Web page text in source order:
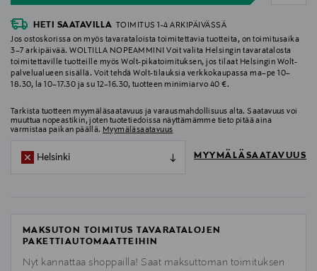
HETI SAATAVILLA
TOIMITUS 1-4 ARKIPÄIVÄSSÄ
Jos ostoskorissa on myös tavarataloista toimitettavia tuotteita, on toimitusaika
3–7 arkipäivää. WOLTILLA NOPEAMMIN! Voit valita Helsingin tavaratalosta
toimitettaville tuotteille myös Wolt-pikatoimituksen, jos tilaat Helsingin Wolt-
palvelualueen sisällä. Voit tehdä Wolt-tilauksia verkkokaupassa ma–pe 10–
18.30, la 10–17.30 ja su 12–16.30, tuotteen minimiarvo 40 €.
Tarkista tuotteen myymäläsaatavuus ja varausmahdollisuus alta. Saatavuus voi
muuttua nopeastikin, joten tuotetiedoissa näyttämämme tieto pitää aina
varmistaa paikan päällä. Myymäläsaatavuus
Helsinki MYYMÄLÄSAATAVUUS
MAKSUTON TOIMITUS TAVARATALOJEN
PAKETTIAUTOMAATTEIHIN
Nyt kannattaa shoppailla! Saat maksuttoman toimituksen